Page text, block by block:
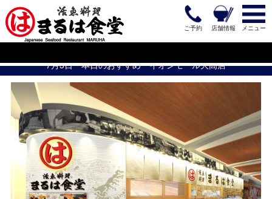
メニュー
店舗情報
ご予約
7月3日 本日のおすすめ イオンモール大高店